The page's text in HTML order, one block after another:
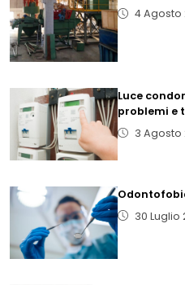
4 Agosto
Luce
problemi e
3 Agosto
30 Luglio